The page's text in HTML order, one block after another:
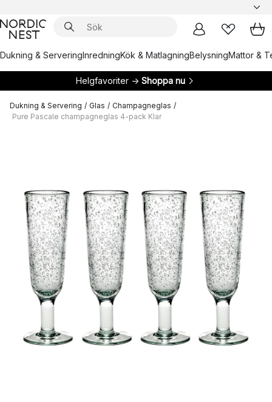
Dukning & ServeringInredningKök & MatlagningBelysningMattor &
Helgfavoriter → Shoppa nu
Dukning & Servering / Glas / Champagneglas /
Pure Pascale champagneglas 4-pack Klar